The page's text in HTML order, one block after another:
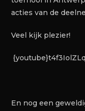
acties van de
Veel kijk plezier!
En nog een